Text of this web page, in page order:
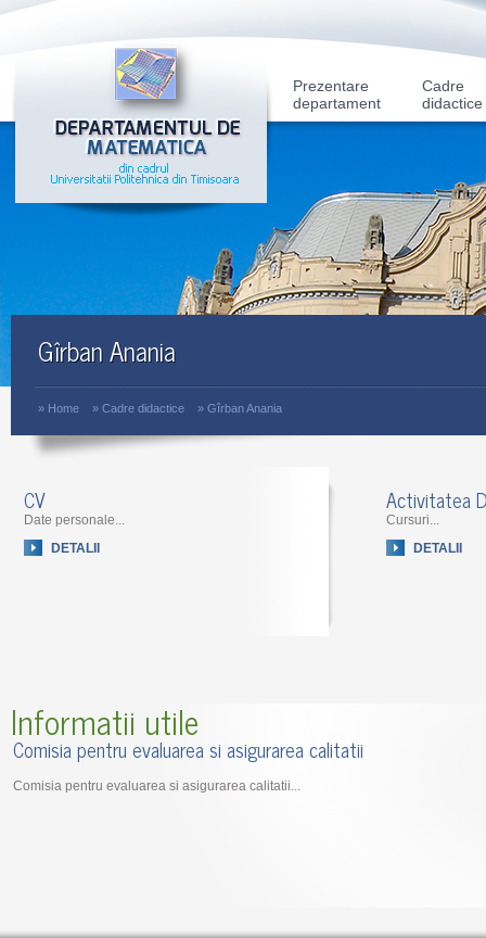
Prezentare
departament
Cadre
didactice
Gîrban Anania
» Home » Cadre didactice » Gîrban Anania
CV
Date personale...
DETALII
Activitatea
Cursuri...
DETALII
Informatii utile
Comisia pentru evaluarea si asigurarea calitatii
Comisia pentru evaluarea si asigurarea calitatii...